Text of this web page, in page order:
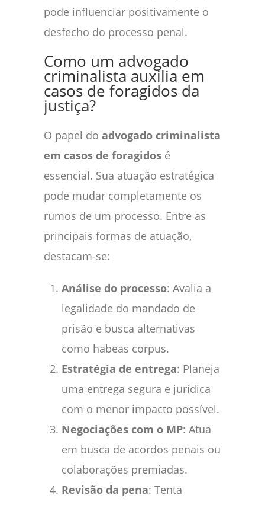
pode influenciar positivamente o
desfecho do processo penal.
Como um advogado
criminalista auxilia em
casos de foragidos da
justiça?
O papel do advogado criminalista
em casos de foragidos é
essencial. Sua atuação estratégica
pode mudar completamente os
rumos de um processo. Entre as
principais formas de atuação,
destacam-se:
Análise do processo: Avalia a
legalidade do mandado de
prisão e busca alternativas
como habeas corpus.
Estratégia de entrega: Planeja
uma entrega segura e jurídica
com o menor impacto possível.
Negociações com o MP: Atua
em busca de acordos penais ou
colaborações premiadas.
Revisão da pena: Tenta